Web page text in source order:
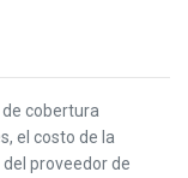
cobertura
el costo de la
proveedor de